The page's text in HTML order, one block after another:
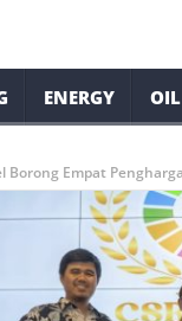
ENERGY
Borong Empat